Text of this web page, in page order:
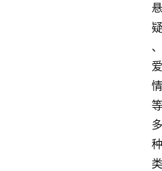
悬
疑
、
爱
情
等
多
种
类